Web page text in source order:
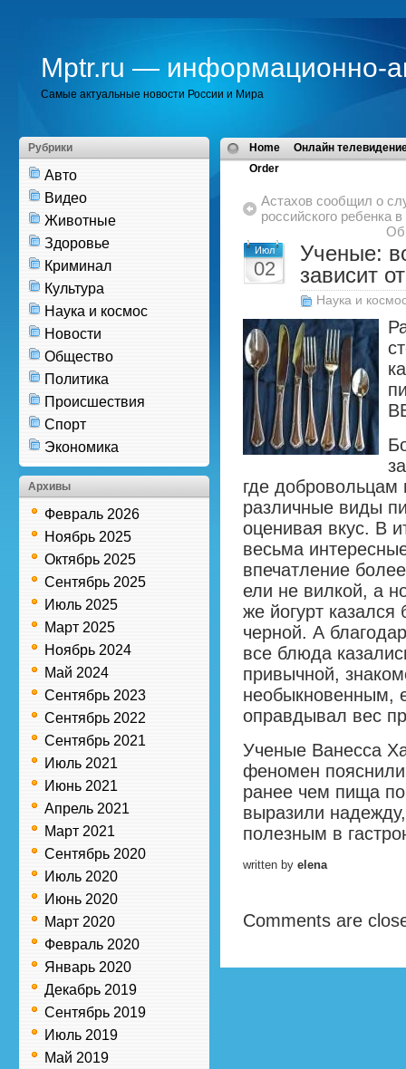
Mptr.ru — информационно-
Самые актуальные новости России и Мира
Рубрики
Авто
Видео
Животные
Здоровье
Криминал
Культура
Наука и космос
Новости
Общество
Политика
Происшествия
Спорт
Экономика
Архивы
Февраль 2026
Ноябрь 2025
Октябрь 2025
Сентябрь 2025
Июль 2025
Март 2025
Ноябрь 2024
Май 2024
Сентябрь 2023
Сентябрь 2022
Сентябрь 2021
Июль 2021
Июнь 2021
Апрель 2021
Март 2021
Сентябрь 2020
Июль 2020
Июнь 2020
Март 2020
Февраль 2020
Январь 2020
Декабрь 2019
Сентябрь 2019
Июль 2019
Май 2019
Home
Онлайн
Order
Астахов сообщил о
российского ребенка
Июл
02
Ученые:
зависит
Наука и
где добровольцам
различные виды
оценивая вкус. В
весьма
впечатление
ели не вилкой, а
же йогурт
черной. А
все блюда
привычной,
необыкновенным,
оправдывал вес
Ученые Ванесса
феномен
ранее чем пища
выразили
полезным в
written by elena
Comments are